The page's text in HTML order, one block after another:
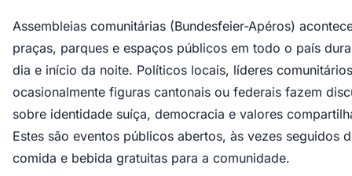
Assembleias comunitárias (Bundesfeier-Apéros)
praças, parques e espaços públicos em todo o país
dia e início da noite. Políticos locais, líderes
ocasionalmente figuras cantonais ou federais fazem
sobre identidade suíça, democracia e valores
Estes são eventos públicos abertos, às vezes seguidos
comida e bebida gratuitas para a comunidade.